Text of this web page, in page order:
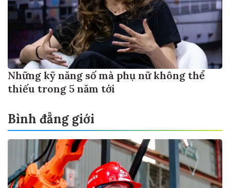
Những kỹ năng số mà phụ nữ không thể
thiếu trong 5 năm tới
Bình đẳng giới